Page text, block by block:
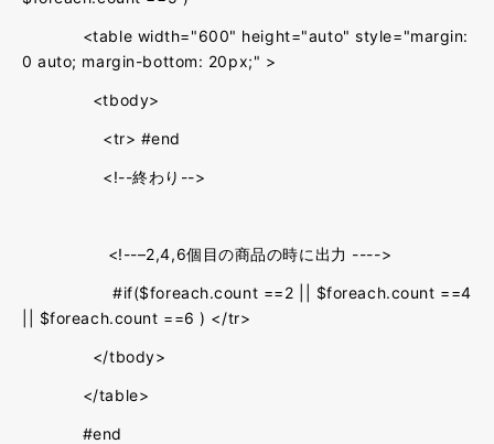
<table width="600" height="auto" style="margin:
0 auto; margin-bottom: 20px;" >
<tbody>
<tr> #end
<!--終わり-->
<!--–2,4,6個目の商品の時に出力 ---->
#if($foreach.count ==2 || $foreach.count ==4
|| $foreach.count ==6 ) </tr>
</tbody>
</table>
#end